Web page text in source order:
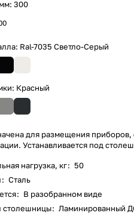
300
Ral-7035 Светло-Серый
Красный
для размещения приборов,
Устанавливается под
нагрузка, кг: 50
: Сталь
: В разобранном виде
столешницы: Ламинированный